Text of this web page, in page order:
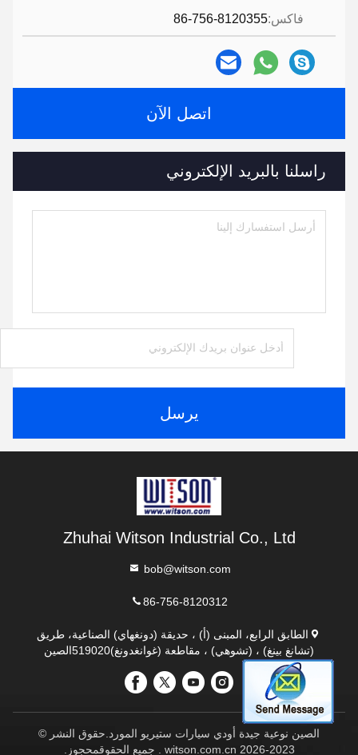
فاكس:86-756-8120355
اتصل الآن
راسلنا بالبريد الإلكتروني
يرسل
Zhuhai Witson Industrial Co., Ltd
bob@witson.com
86-756-8120312
الطابق الرابع، المبنى (أ) ، حديقة (دونغهاي) الصناعية، طريق
(تشانغ بينغ) ، (تشوهي) ، مقاطعة (غوانغدونغ)519020الصين
الصين نوعية جيدة أودي سيارات ستيريو المورد.حقوق النشر ©
2023-2026 witson.com.cn . جميع الحقوقمحجوز.